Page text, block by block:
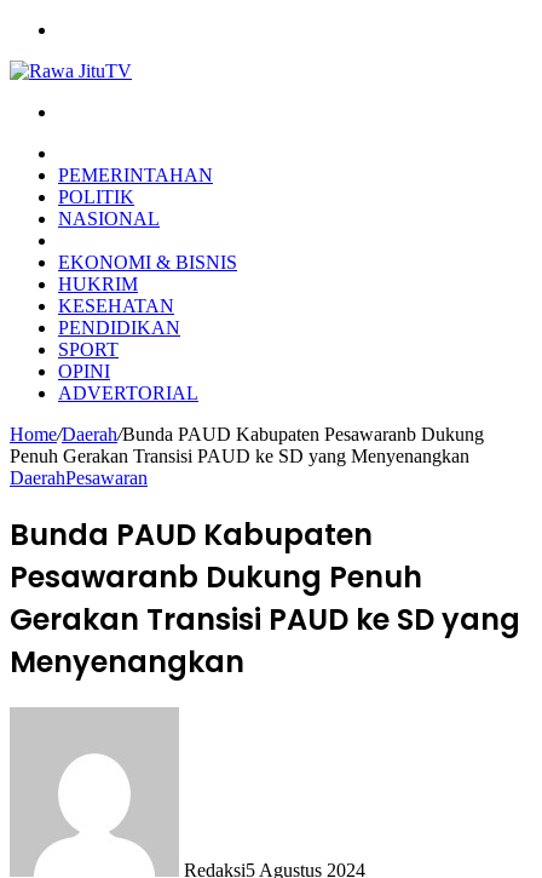
PEMERINTAHAN
POLITIK
NASIONAL
EKONOMI & BISNIS
HUKRIM
KESEHATAN
PENDIDIKAN
SPORT
OPINI
ADVERTORIAL
Home/Daerah/Bunda PAUD Kabupaten Pesawaranb Dukung
Penuh Gerakan Transisi PAUD ke SD yang Menyenangkan
DaerahPesawaran
Bunda PAUD Kabupaten
Pesawaranb Dukung Penuh
Gerakan Transisi PAUD ke SD yang
Menyenangkan
Redaksi5 Agustus 2024